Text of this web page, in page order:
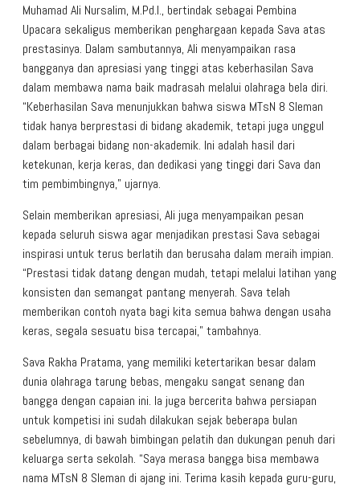
Muhamad Ali Nursalim, M.Pd.I., bertindak sebagai Pembina
Upacara sekaligus memberikan penghargaan kepada Sava atas
prestasinya. Dalam sambutannya, Ali menyampaikan rasa
bangganya dan apresiasi yang tinggi atas keberhasilan Sava
dalam membawa nama baik madrasah melalui olahraga bela diri.
“Keberhasilan Sava menunjukkan bahwa siswa MTsN 8 Sleman
tidak hanya berprestasi di bidang akademik, tetapi juga unggul
dalam berbagai bidang non-akademik. Ini adalah hasil dari
ketekunan, kerja keras, dan dedikasi yang tinggi dari Sava dan
tim pembimbingnya,” ujarnya.
Selain memberikan apresiasi, Ali juga menyampaikan pesan
kepada seluruh siswa agar menjadikan prestasi Sava sebagai
inspirasi untuk terus berlatih dan berusaha dalam meraih impian.
“Prestasi tidak datang dengan mudah, tetapi melalui latihan yang
konsisten dan semangat pantang menyerah. Sava telah
memberikan contoh nyata bagi kita semua bahwa dengan usaha
keras, segala sesuatu bisa tercapai,” tambahnya.
Sava Rakha Pratama, yang memiliki ketertarikan besar dalam
dunia olahraga tarung bebas, mengaku sangat senang dan
bangga dengan capaian ini. Ia juga bercerita bahwa persiapan
untuk kompetisi ini sudah dilakukan sejak beberapa bulan
sebelumnya, di bawah bimbingan pelatih dan dukungan penuh dari
keluarga serta sekolah. “Saya merasa bangga bisa membawa
nama MTsN 8 Sleman di ajang ini. Terima kasih kepada guru-guru,